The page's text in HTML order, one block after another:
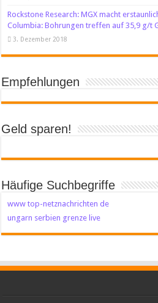
Rockstone Research: MGX macht
Columbia: Bohrungen treffen auf 35,9 g/t
3. Dezember 2018
Empfehlungen
Geld sparen!
Häufige Suchbegriffe
www top-netznachrichten de
ungarn serbien grenze live